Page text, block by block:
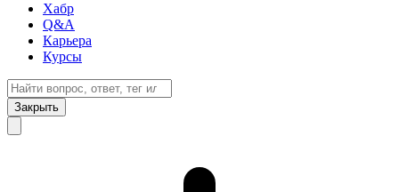
Хабр
Q&A
Карьера
Курсы
Закрыть